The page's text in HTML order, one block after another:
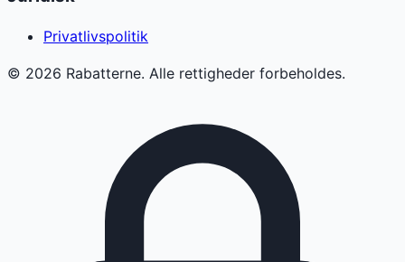
Privatlivspolitik
© 2026 Rabatterne. Alle rettigheder forbeholdes.